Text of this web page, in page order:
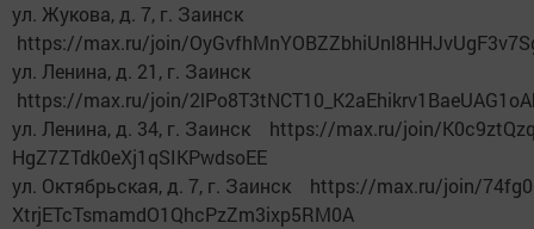
ул. Жукова, д. 7, г. Заинск
https://max.ru/join/
ул. Ленина, д. 21, г. Заинск
https://max.ru/join/
ул. Ленина, д. 34, г. Заинск https://max.ru/join/
HgZ7ZTdk0eXj1qSIKPwdsoEE
ул. Октябрьская, д. 7, г. Заинск https://max.ru/join/
XtrjETcTsmamdO1QhcPzZm3ixp5RM0A